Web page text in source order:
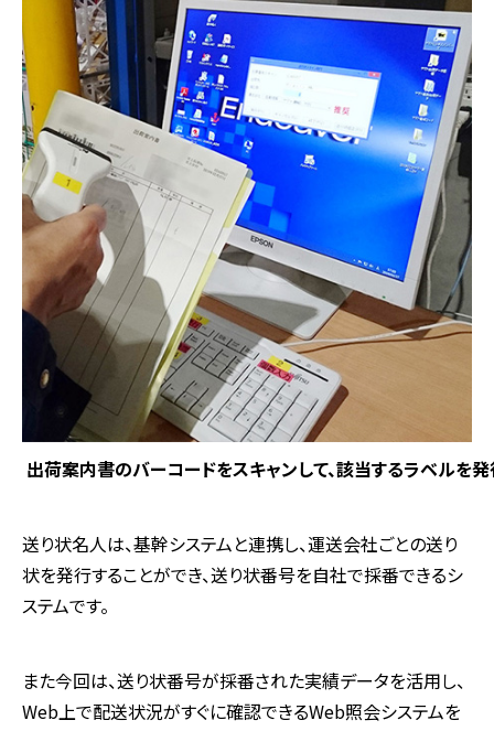
出荷案内書のバーコードをスキャンして、該当するラベルを発
送り状名人は、基幹システムと連携し、運送会社ごとの送り
状を発行することができ、送り状番号を自社で採番できるシ
ステムです。
また今回は、送り状番号が採番された実績データを活用し、
Web上で配送状況がすぐに確認できるWeb照会システムを